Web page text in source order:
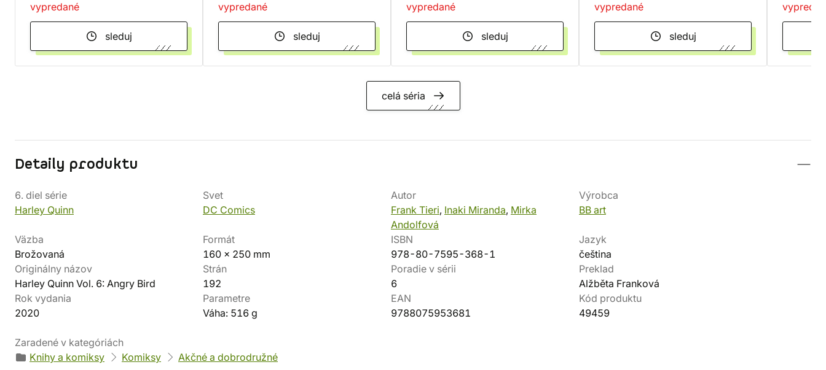
vypredané
sleduj
vypredané
sleduj
vypredané
sleduj
vypredané
sleduj
celá séria
Detaily produktu
6. diel série
Harley Quinn
Svet
DC Comics
Autor
Frank Tieri, Inaki Miranda, Mirka
Andolfová
Výrobca
BB art
Väzba
Brožovaná
Formát
160 x 250 mm
ISBN
978-80-7595-368-1
Jazyk
čeština
Originálny názov
Harley Quinn Vol. 6: Angry Bird
Strán
192
Poradie v sérii
6
Preklad
Alžběta Franková
Rok vydania
2020
Parametre
Váha: 516 g
EAN
9788075953681
Kód produktu
49459
Zaradené v kategóriách
Knihy a komiksy
Komiksy Akčné a dobrodružné